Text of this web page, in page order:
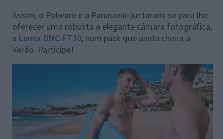
Assim, o Pplware e a Panasonic juntaram-se para lhe
oferecer uma robusta e elegante câmara fotográfica,
a Lumix DMC-FT30, num pack que ainda cheira a
Verão. Participe!